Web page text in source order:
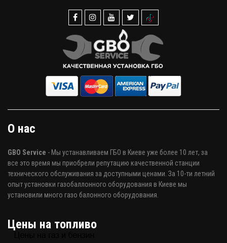
О нас
GBO Service - Мы устанавливаем ГБО в Киеве уже более 10 лет, за
все это время мы приобрели репутацию качественной станции
технического обслуживания за доступными ценами. За 10-ти летний
опыт установки газобаллонного оборудования в Киеве мы
установили много газо балонного оборудования.
Цены на топливо